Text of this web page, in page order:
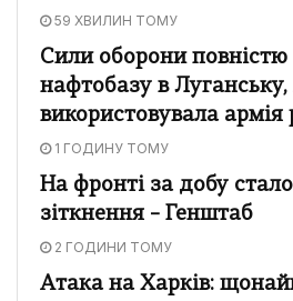
59 ХВИЛИН ТОМУ
Сили оборони
нафтобазу в Луганську,
використовувала
1 ГОДИНУ ТОМУ
На фронті за добу
зіткнення – Генштаб
2 ГОДИНИ ТОМУ
Атака на Харків: